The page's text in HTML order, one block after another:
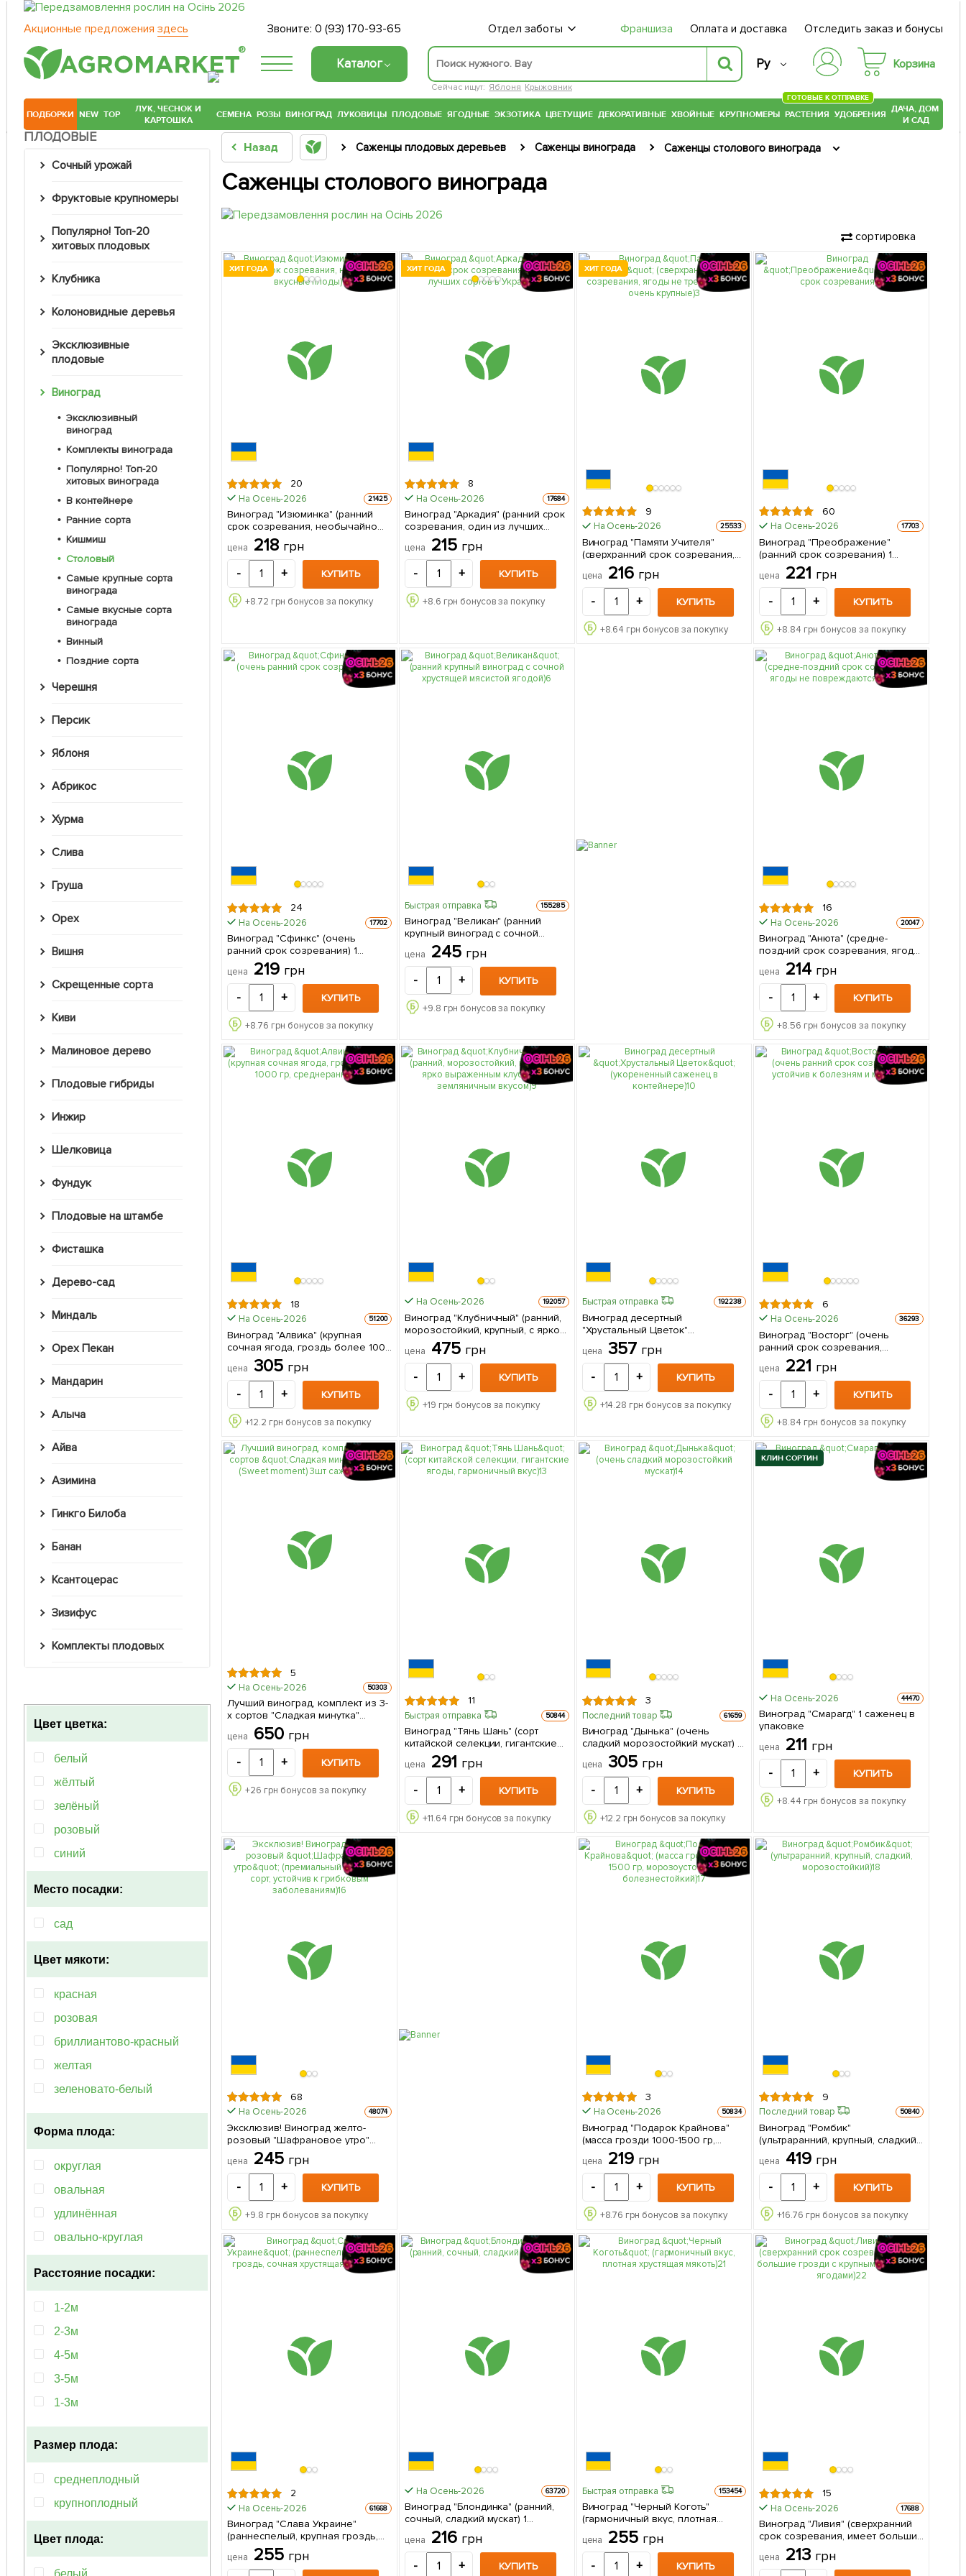
Акционные предложения здесь Звоните:0 (93) 170-93-65 Отдел заботы Франшиза Оплата и доставка Отследить заказ и бонусы
®
Каталог
Сейчас ищут: Яблоня Крыжовник
Ру Корзина
ПОДБОРКИ NEW TOP
ЛУК, ЧЕСНОК И
КАРТОШКА
СЕМЕНА РОЗЫ ВИНОГРАД ЛУКОВИЦЫ ПЛОДОВЫЕ ЯГОДНЫЕ ЭКЗОТИКА ЦВЕТУЩИЕ ДЕКОРАТИВНЫЕ ХВОЙНЫЕ КРУПНОМЕРЫ РАСТЕНИЯ
ГОТОВЫЕ К ОТПРАВКЕ
УДОБРЕНИЯ ДАЧА, ДОМ
И САД
ПЛОДОВЫЕ
Сочный урожай
Фруктовые крупномеры
Популярно! Топ-20
хитовых плодовых
Клубника
Колоновидные деревья
Эксклюзивные
плодовые
Виноград
Эксклюзивный
виноград
Комплекты винограда
Популярно! Топ-20
хитовых винограда
В контейнере
Ранние сорта
Кишмиш
Столовый
Самые крупные сорта
винограда
Самые вкусные сорта
винограда
Винный
Поздние сорта
Черешня
Персик
Яблоня
Абрикос
Хурма
Слива
Груша
Орех
Вишня
Скрещенные сорта
Киви
Малиновое дерево
Плодовые гибриды
Инжир
Шелковица
Фундук
Плодовые на штамбе
Фисташка
Дерево-сад
Миндаль
Орех Пекан
Мандарин
Алыча
Айва
Азимина
Гинкго Билоба
Банан
Ксантоцерас
Зизифус
Комплекты плодовых
Цвет цветка:
белый
жёлтый
зелёный
розовый
синий
Место посадки:
сад
Цвет мякоти:
красная
розовая
бриллиантово-красный
желтая
зеленовато-белый
белая
бордовый
темно-синий
черная
Форма плода:
округлая
овальная
удлинённая
овально-круглая
Расстояние посадки:
1-2м
2-3м
4-5м
3-5м
1-3м
50-100см
Размер плода:
среднеплодный
крупноплодный
Цвет плода:
Назад Саженцы плодовых деревьев Саженцы винограда Саженцы столового винограда
Саженцы столового винограда
сортировка
ХИТ ГОДА
20
На Осень-2026 21425
Виноград "Изюминка" (ранний
срок созревания, необычайно
вкусные плоды) 1 саженец в
упаковке
цена 218 грн
- + КУПИТЬ
+8.72 грн бонусов за покупку
ХИТ ГОДА
8
На Осень-2026 17684
Виноград "Аркадия" (ранний срок
созревания, один из лучших
сортов в Украине) 1 саженец в
упаковке
цена 215 грн
- + КУПИТЬ
+8.6 грн бонусов за покупку
ХИТ ГОДА
9
На Осень-2026 25533
Виноград "Памяти Учителя"
(сверхранний срок созревания,
ягоды не трескаются и очень
крупные) 1 саженец в упаковке
цена 216 грн
- + КУПИТЬ
+8.64 грн бонусов за покупку
60
На Осень-2026 17703
Виноград "Преображение"
(ранний срок созревания) 1
саженец в упаковке
цена 221 грн
- + КУПИТЬ
+8.84 грн бонусов за покупку
24
На Осень-2026 17702
Виноград "Сфинкс" (очень
ранний срок созревания) 1
саженец в упаковке
цена 219 грн
- + КУПИТЬ
+8.76 грн бонусов за покупку
Быстрая отправка 155285
Виноград "Великан" (ранний
крупный виноград с сочной
хрустящей мясистой ягодой) 1
саженец в упаковке
цена 245 грн
- + КУПИТЬ
+9.8 грн бонусов за покупку
16
На Осень-2026 20047
Виноград "Анюта" (средне-
поздний срок созревания, ягоды
не повреждаются осами) 1
саженец в упаковке
цена 214 грн
- + КУПИТЬ
+8.56 грн бонусов за покупку
18
На Осень-2026 51200
Виноград "Алвика" (крупная
сочная ягода, гроздь более 1000
гр, среднеранний) 1 саженец в
упаковке
цена 305 грн
- + КУПИТЬ
+12.2 грн бонусов за покупку
На Осень-2026 192057
Виноград "Клубничный" (ранний,
морозостойкий, крупный, с ярко
выраженным клубнично-
земляничным вкусом) 1 саженец
в упаковке
цена 475 грн
- + КУПИТЬ
+19 грн бонусов за покупку
Быстрая отправка 192238
Виноград десертный
"Хрустальный Цветок"
(укорененный саженец в
контейнере) 1 саженец в
упаковке
цена 357 грн
- + КУПИТЬ
+14.28 грн бонусов за покупку
6
На Осень-2026 36293
Виноград "Восторг" (очень
ранний срок созревания,
устойчив к болезням и морозу) 1
саженец в упаковке
цена 221 грн
- + КУПИТЬ
+8.84 грн бонусов за покупку
5
На Осень-2026 50303
Лучший виноград, комплект из 3-
х сортов "Сладкая минутка"
(Sweet moment) 3шт саженцев
цена 650 грн
- + КУПИТЬ
+26 грн бонусов за покупку
11
Быстрая отправка 50844
Виноград "Тянь Шань" (сорт
китайской селекции, гигантские
ягоды, гармоничный вкус) 1
саженец в упаковке
цена 291 грн
- + КУПИТЬ
+11.64 грн бонусов за покупку
3
Последний товар 61659
Виноград "Дынька" (очень
сладкий морозостойкий мускат) 1
саженец в упаковке
цена 305 грн
- + КУПИТЬ
+12.2 грн бонусов за покупку
КЛИН СОРТИН
На Осень-2026 44470
Виноград "Смарагд" 1 саженец в
упаковке
цена 211 грн
- + КУПИТЬ
+8.44 грн бонусов за покупку
68
На Осень-2026 48074
Эксклюзив! Виноград желто-
розовый "Шафрановое утро"
(премиальный столовый сорт,
устойчив к грибковым
заболеваниям) 1 саженец в
упаковке
цена 245 грн
- + КУПИТЬ
+9.8 грн бонусов за покупку
3
На Осень-2026 50834
Виноград "Подарок Крайнова"
(масса грозди 1000-1500 гр,
морозоустойчив,
болезнестойкий) 1 саженец в
упаковке
цена 219 грн
- + КУПИТЬ
+8.76 грн бонусов за покупку
9
Последний товар 50840
Виноград "Ромбик"
(ультраранний, крупный, сладкий,
морозостойкий) 1 саженец в
упаковке
цена 419 грн
- + КУПИТЬ
+16.76 грн бонусов за покупку
2
На Осень-2026 61668
Виноград "Слава Украине"
(раннеспелый, крупная гроздь,
сочная хрустящая мякоть) 1
саженец в упаковке
цена 255 грн
На Осень-2026 63720
Виноград "Блондинка" (ранний,
сочный, сладкий мускат) 1
саженец в упаковке
цена 216 грн
- + КУПИТЬ
Быстрая отправка 153454
Виноград "Черный Коготь"
(гармоничный вкус, плотная
хрустящая мякоть) 1 саженец в
упаковке
цена 255 грн
- + КУПИТЬ
15
На Осень-2026 17688
Виноград "Ливия" (сверхранний
срок созревания, имеет большие
грозди с крупными розовыми
ягодами) 1 саженец в упаковке
цена 213 грн